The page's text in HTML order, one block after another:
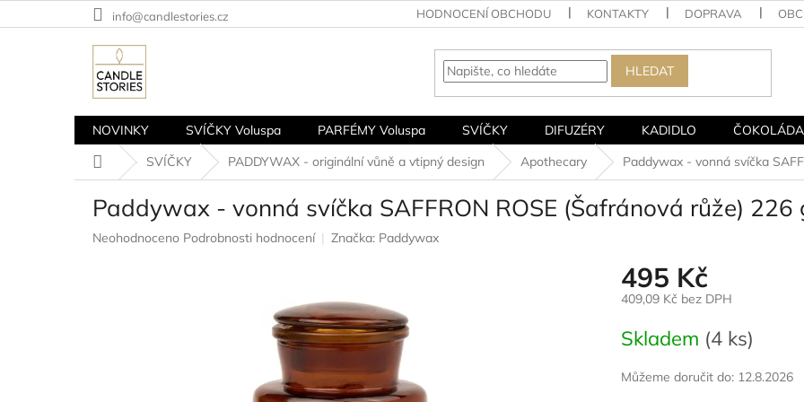
na
info@candlestories.cz HODNOCENÍ OBCHODU KONTAKTY DOPRAVA
HLEDAT
NOVINKY SVÍČKY Voluspa PARFÉMY Voluspa SVÍČKY DIFUZÉRY KADIDLO ČOKOLÁDA
Domů
SVÍČKY PADDYWAX - originální vůně a vtipný design Apothecary Paddywax - vonná svíčka
Paddywax - vonná svíčka SAFFRON ROSE (Šafránová růže) 226
Průměrné
Neohodnoceno Podrobnosti hodnocení Značka: Paddywax
495 Kč
409,09 Kč bez DPH
cena:
Skladem (4 ks)
Můžeme doručit do: 12.8.2026